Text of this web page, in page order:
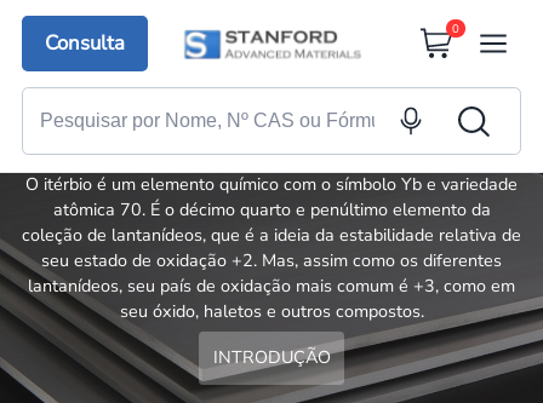
Consulta
0
Ítterbio metálico
O itérbio é um elemento químico com o símbolo Yb e variedade
atômica 70. É o décimo quarto e penúltimo elemento da
coleção de lantanídeos, que é a ideia da estabilidade relativa de
seu estado de oxidação +2. Mas, assim como os diferentes
lantanídeos, seu país de oxidação mais comum é +3, como em
seu óxido, haletos e outros compostos.
INTRODUÇÃO